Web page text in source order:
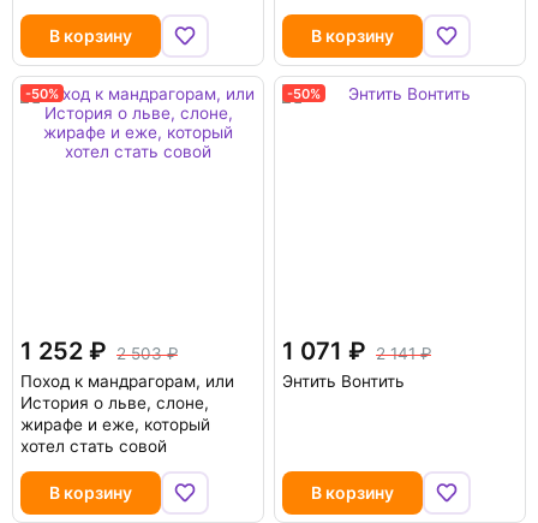
В корзину В корзину
-50%
1 252
2 503
Поход к мандрагорам, или
История о льве, слоне,
жирафе и еже, который
хотел стать совой
В корзину
-50%
1 071
2 141
Энтить Вонтить
В корзину